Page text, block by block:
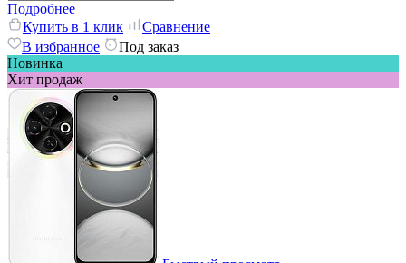
Подробнее
Купить в 1 клик
Сравнение
В избранное
Под заказ
Новинка
Хит продаж